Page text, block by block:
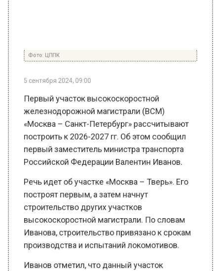
5 сентября 2024, 09:00
Первый участок высокоскоростной
«Москва – Санкт-Петербург» рассчитывают
построить к 2026-2027 гг. Об этом сообщил
первый заместитель министра транспорта
Российской Федерации Валентин Иванов.
Речь идет об участке «Москва – Тверь». Его
построят первым, а затем начнут
строительство других участков
высокоскоростной магистрали. По словам
Иванова, строительство привязано к срокам
производства и испытаний локомотивов.